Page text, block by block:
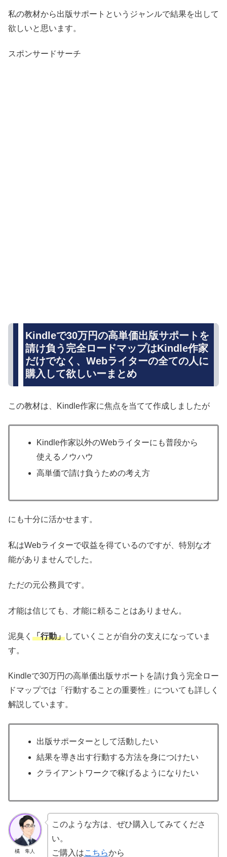
私の教材から出版サポートというジャンルで結果を出して
欲しいと思います。
スポンサードサーチ
Kindleで30万円の高単価出版サポートを
請け負う完全ロードマップはKindle作家
だけでなく、Webライターの全ての人に
購入して欲しいーまとめ
この教材は、Kindle作家に焦点を当てて作成しましたが
Kindle作家以外のWebライターにも普段から
使えるノウハウ
高単価で請け負うための考え方
にも十分に活かせます。
私はWebライターで収益を得ているのですが、特別な才
能がありませんでした。
ただの元公務員です。
才能は信じても、才能に頼ることはありません。
泥臭く 「行動」していくことが自分の支えになっていま
す。
Kindleで30万円の高単価出版サポートを請け負う完全ロー
ドマップでは「行動することの重要性」についても詳しく
解説しています。
出版サポーターとして活動したい
結果を導き出す行動する方法を身につけたい
クライアントワークで稼げるようになりたい
橘 隼人
このような方は、ぜひ購入してみてくださ
い。
ご購入はこちらから